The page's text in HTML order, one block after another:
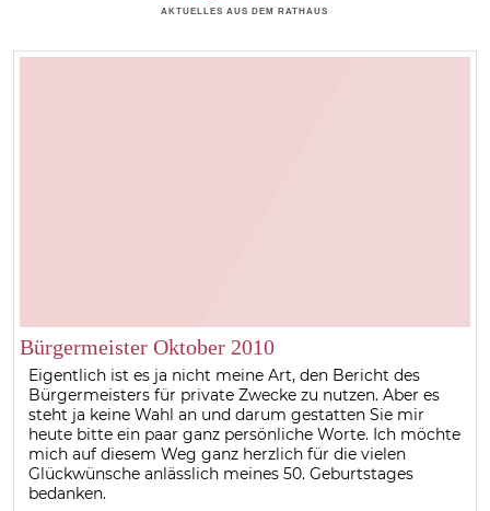
AKTUELLES AUS DEM RATHAUS
Bürgermeister Oktober 2010
Eigentlich ist es ja nicht meine Art, den Bericht des
Bürgermeisters für private Zwecke zu nutzen. Aber es
steht ja keine Wahl an und darum gestatten Sie mir
heute bitte ein paar ganz persönliche Worte. Ich möchte
mich auf diesem Weg ganz herzlich für die vielen
Glückwünsche anlässlich meines 50. Geburtstages
bedanken.